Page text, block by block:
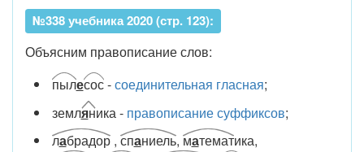
№338 учебника 2020 (стр. 123):
Объясним правописание слов:
пылесос-соединительная гласная;
земляника - правописание суффиксов;
лабрадор, спаниель, математика,